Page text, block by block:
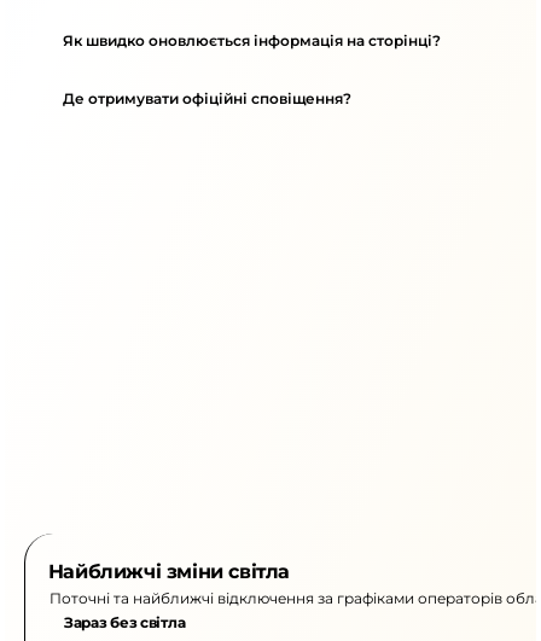
Як швидко оновлюється інформація на сторінці?
Де отримувати офіційні сповіщення?
Найближчі зміни світла
Поточні та найближчі відключення за графіками операторів
Зараз без світла